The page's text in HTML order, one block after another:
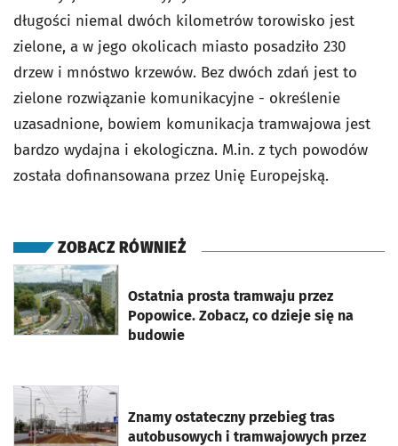
długości niemal dwóch kilometrów torowisko jest
zielone, a w jego okolicach miasto posadziło 230
drzew i mnóstwo krzewów. Bez dwóch zdań jest to
zielone rozwiązanie komunikacyjne - określenie
uzasadnione, bowiem komunikacja tramwajowa jest
bardzo wydajna i ekologiczna. M.in. z tych powodów
została dofinansowana przez Unię Europejską.
ZOBACZ RÓWNIEŻ
Ostatnia prosta tramwaju przez
Popowice. Zobacz, co dzieje się na
budowie
otworzy się w nowej karcie
Znamy ostateczny przebieg tras
autobusowych i tramwajowych przez
otworzy się w nowej karcie